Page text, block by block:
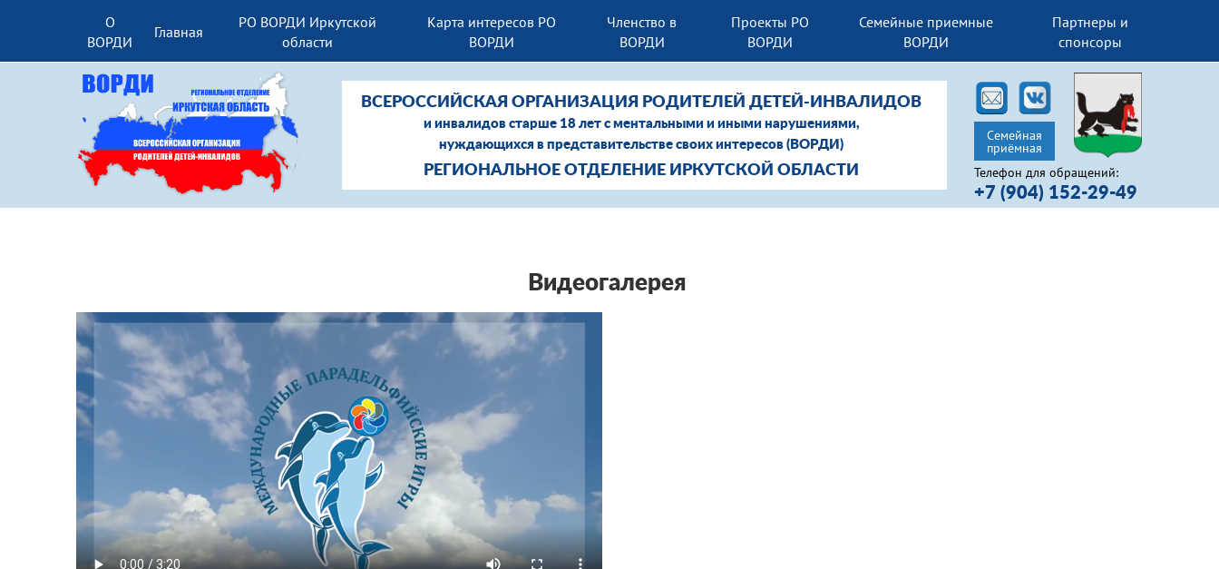
О
ВОРДИ
Главная
РО ВОРДИ Иркутской
области
Карта интересов РО
ВОРДИ
Членство в
ВОРДИ
Проекты РО
ВОРДИ
Семейные приемные
ВОРДИ
Партнеры и
спонсоры
Телефон для обращений:
+7 (904) 152-29-49
ВСЕРОССИЙСКАЯ ОРГАНИЗАЦИЯ РОДИТЕЛЕЙ ДЕТЕЙ-ИНВАЛИДОВ
и инвалидов старше 18 лет с ментальными и иными нарушениями,
нуждающихся в представительстве своих интересов (ВОРДИ)
РЕГИОНАЛЬНОЕ ОТДЕЛЕНИЕ ИРКУТСКОЙ ОБЛАСТИ
Семейная
приёмная
Видеогалерея